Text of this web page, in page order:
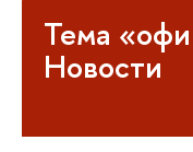
Тема
Новости